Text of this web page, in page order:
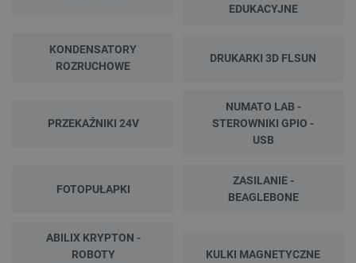
EDUKACYJNE
KONDENSATORY
ROZRUCHOWE
DRUKARKI 3D FLSUN
PRZEKAŹNIKI 24V
NUMATO LAB -
STEROWNIKI GPIO -
USB
FOTOPUŁAPKI
ZASILANIE -
BEAGLEBONE
ABILIX KRYPTON -
ROBOTY
KULKI MAGNETYCZNE